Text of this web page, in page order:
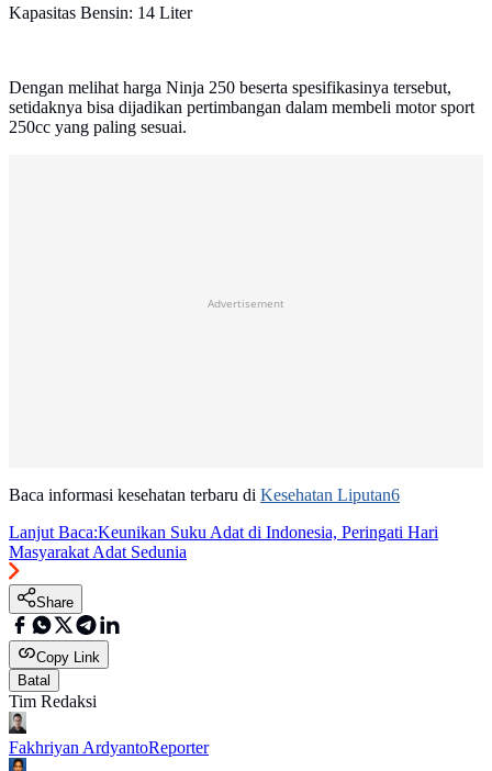
Kapasitas Bensin: 14 Liter
Dengan melihat harga Ninja 250 beserta spesifikasinya tersebut,
setidaknya bisa dijadikan pertimbangan dalam membeli motor sport
250cc yang paling sesuai.
Advertisement
Baca informasi kesehatan terbaru di Kesehatan Liputan6
Lanjut Baca:Keunikan Suku Adat di Indonesia, Peringati Hari
Masyarakat Adat Sedunia
Share
Copy Link
Batal
Tim Redaksi
Fakhriyan ArdyantoReporter